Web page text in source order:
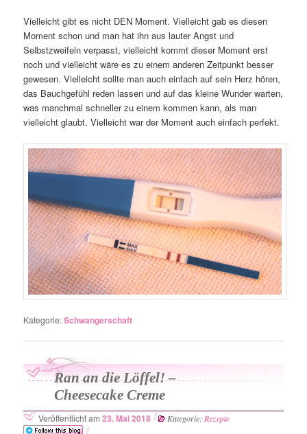
Vielleicht gibt es nicht DEN Moment. Vielleicht gab es diesen
Moment schon und man hat ihn aus lauter Angst und
Selbstzweifeln verpasst, vielleicht kommt dieser Moment erst
noch und vielleicht wäre es zu einem anderen Zeitpunkt besser
gewesen. Vielleicht sollte man auch einfach auf sein Herz hören,
das Bauchgefühl reden lassen und auf das kleine Wunder warten,
was manchmal schneller zu einem kommen kann, als man
vielleicht glaubt. Vielleicht war der Moment auch einfach perfekt.
Kategorie:Schwangerschaft
Ran an die Löffel! –
Cheesecake Creme
Veröffentlicht am23. Mai 2018 Kategorie: Rezepte